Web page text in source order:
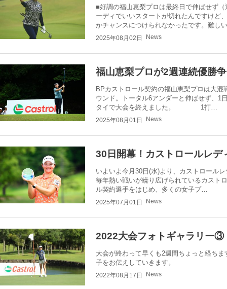
■好調の福山恵梨プロは最終日で伸ばせず
ーディでいいスタートが切れたんですけど
かチャンスにつけられなかったです。難し
2025年08月02日 News
福山恵梨プロが2週連続優勝
BPカストロール契約の福山恵梨プロは大
ウンド。トータル6アンダーと伸ばせず、1
タイで大会を終えました。 1打…
2025年08月01日 News
30日開幕！カストロールレデ
いよいよ今月30日(水)より、カストロ
毎年熱い戦いが繰り広げられているカスト
ル契約選手をはじめ、多くの女子プ…
2025年07月01日 News
2022大会フォトギャラリー③
大会が終わって早くも2週間ちょっと経ち
子をお伝えし
2022年08月17日 News